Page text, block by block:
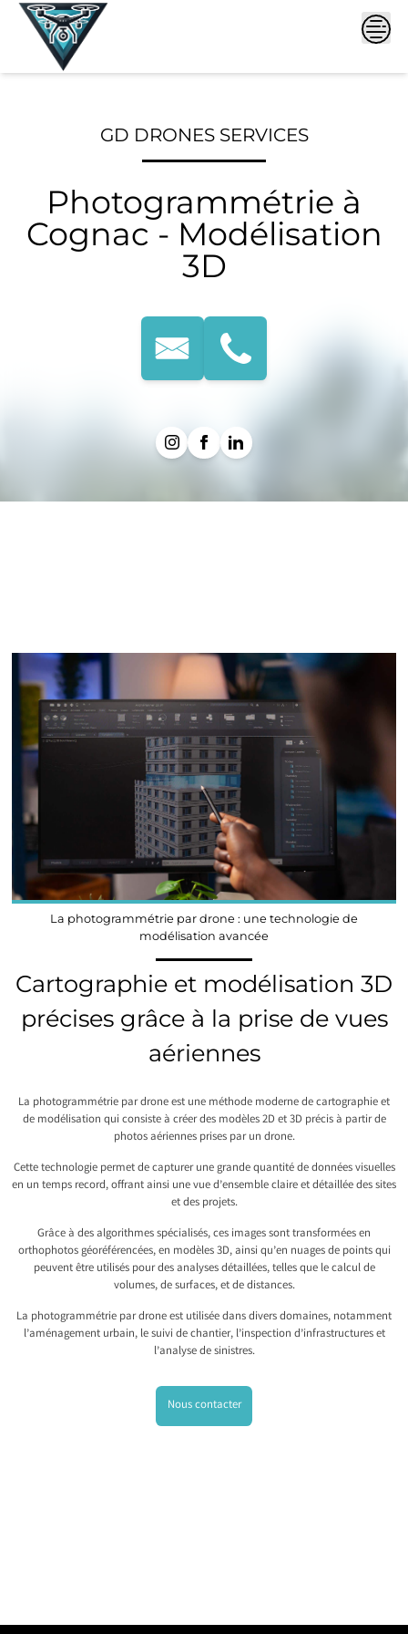
Skip
GD DRONES SERVICES
Photogrammétrie à
Cognac - Modélisation
3D
La photogrammétrie par drone : une technologie de
modélisation avancée
Cartographie et modélisation 3D
précises grâce à la prise de vues
aériennes
La photogrammétrie par drone est une méthode moderne de cartographie et
de modélisation qui consiste à créer des modèles 2D et 3D précis à partir de
photos aériennes prises par un drone.
Cette technologie permet de capturer une grande quantité de données visuelles
en un temps record, offrant ainsi une vue d’ensemble claire et détaillée des sites
et des projets.
Grâce à des algorithmes spécialisés, ces images sont transformées en
orthophotos géoréférencées, en modèles 3D, ainsi qu’en nuages de points qui
peuvent être utilisés pour des analyses détaillées, telles que le calcul de
volumes, de surfaces, et de distances.
La photogrammétrie par drone est utilisée dans divers domaines, notamment
l’aménagement urbain, le suivi de chantier, l’inspection d’infrastructures et
l’analyse de sinistres.
Nous contacter